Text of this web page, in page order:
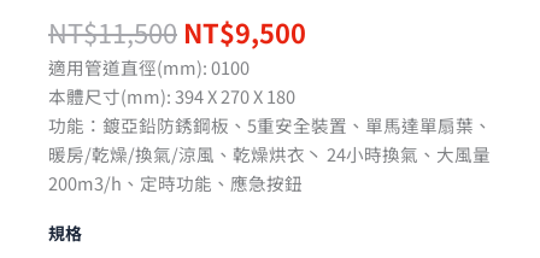
NT$11,500 NT$9,500
適用管道直徑(mm): 0100
本體尺寸(mm): 394 X 270 X 180
功能：鍍亞鉛防銹鋼板、5重安全裝置、單馬達單扇葉、
暖房/乾燥/換氣/涼風、乾燥烘衣丶 24小時換氣、大風量
200m3/h、定時功能、應急按鈕
規格